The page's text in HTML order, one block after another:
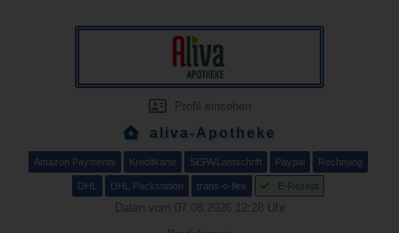
Profil einsehen
aliva-Apotheke
Amazon Payments Kreditkarte SEPA/Lastschrift Paypal Rechnung
DHL DHL Packstation trans-o-flex E-Rezept
Daten vom 07.08.2026 12:28 Uhr